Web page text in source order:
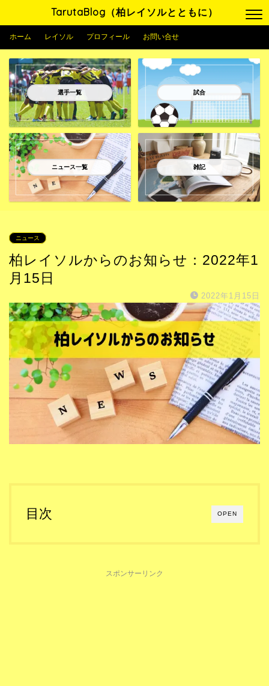
TarutaBlog（柏レイソルとともに）
ホーム レイソル プロフィール お問い合せ
選手一覧 試合
ニュース一覧 雑記
ニュース
柏レイソルからのお知らせ：2022年1
月15日
2022年1月15日
OPEN
目次
スポンサーリンク